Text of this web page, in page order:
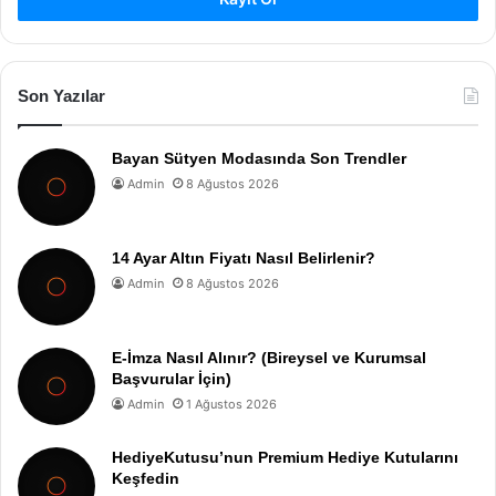
Son Yazılar
Bayan Sütyen Modasında Son Trendler
Admin 8 Ağustos 2026
14 Ayar Altın Fiyatı Nasıl Belirlenir?
Admin 8 Ağustos 2026
E-İmza Nasıl Alınır? (Bireysel ve Kurumsal
Başvurular İçin)
Admin 1 Ağustos 2026
HediyeKutusu’nun Premium Hediye Kutularını
Keşfedin